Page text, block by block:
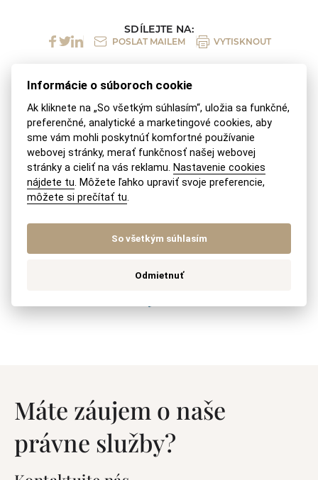
SDÍLEJTE NA:
POSLAT MAILEM VYTISKNOUT
Podobné témy
Vrátenie daru
Čo je jednoduchá stavba?
Ako zistiť ťarchu na nehnuteľnosť?
Kedy sa platí daň za nehnuteľnosť?
Máte záujem o naše
právne služby?
Informácie o súboroch cookie
Ak kliknete na „So všetkým súhlasím“, uložia sa funkčné,
preferenčné, analytické a marketingové cookies, aby
sme vám mohli poskytnúť komfortné používanie
webovej stránky, merať funkčnosť našej webovej
stránky a cieliť na vás reklamu. Nastavenie cookies
nájdete tu. Môžete ľahko upraviť svoje preferencie,
môžete si prečítať tu.
So všetkým súhlasím
Odmietnuť